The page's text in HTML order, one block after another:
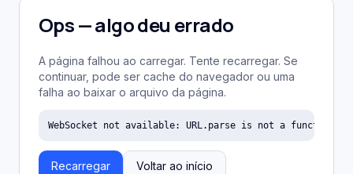
Ops — algo deu errado
A página falhou ao carregar. Tente recarregar. Se
continuar, pode ser cache do navegador ou uma
falha ao baixar o arquivo da página.
WebSocket not available: URL.parse is not a function
Recarregar Voltar ao início